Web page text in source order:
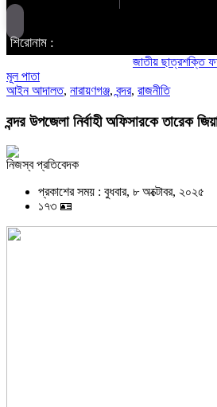
শিরোনাম :
জাতীয় ছাত্রশক্তি ফতুল্লা
মূল পাতা
আইন আদালত, নারায়ণগঞ্জ, বন্দর, রাজনীতি
বন্দর উপজেলা নির্বাহী অফিসারকে তারেক
নিজস্ব প্রতিবেদক
প্রকাশের সময় : বুধবার, ৮ অক্টোবর, ২০২৫
১৭৩ 🪪